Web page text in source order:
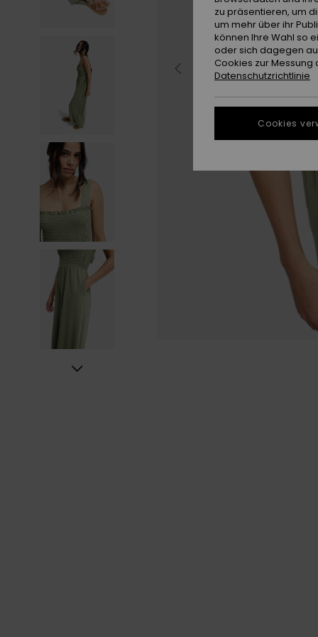
zu präsentieren, um
um mehr über ihr
können Ihre Wahl so
oder sich dagegen
Cookies zur
Datenschutzrichtlinie
Cookies